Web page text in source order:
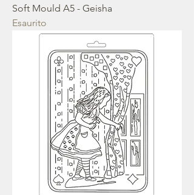
Soft Mould A5 - Geisha
Esaurito